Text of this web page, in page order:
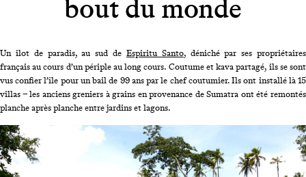
bout du monde
Un ilot de paradis, au sud de Espiritu Santo, déniché par ses propriétaires
français au cours d’un périple au long cours. Coutume et kava partagé, ils se sont
vus confier l’île pour un bail de 99 ans par le chef coutumier. Ils ont installé là 15
villas – les anciens greniers à grains en provenance de Sumatra ont été remontés
planche après planche entre jardins et lagons.